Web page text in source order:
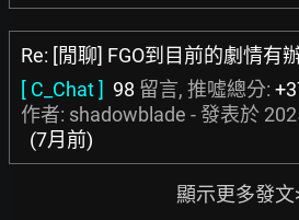
Re: [閒聊] FGO到目前的劇情有
[ C_Chat ] 98 留言, 推噓總分:
作者: shadowblade - 發表於
(7月前)
顯示更多發文